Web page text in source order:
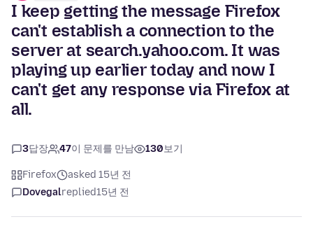
I keep getting the message Firefox
can't establish a connection to the
server at search.yahoo.com. It was
playing up earlier today and now I
can't get any response via Firefox at
all.
3답장 47이 문제를 만남 130보기
Firefox
asked 15년 전
Dovegalreplied15년 전